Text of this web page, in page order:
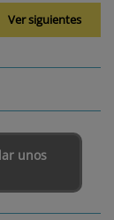
Ver siguientes
unos